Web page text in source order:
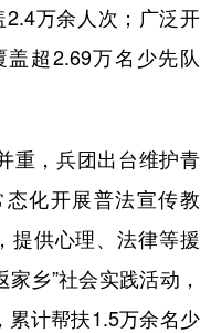
万余人次；广泛开
超2.69万名少先队
，兵团出台维护青
化开展普法宣传教
提供心理、法律等援
乡”社会实践活动，
累计帮扶1.5万余名少